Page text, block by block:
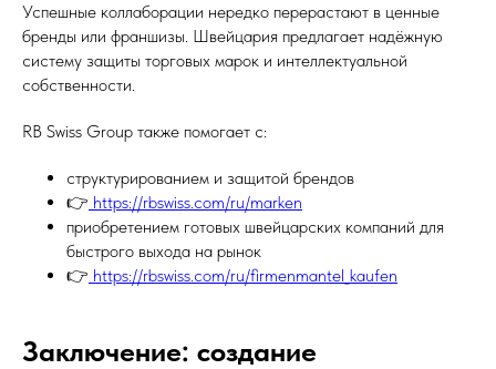
Успешные коллаборации нередко перерастают в ценные
бренды или франшизы. Швейцария предлагает надёжную
систему защиты торговых марок и интеллектуальной
собственности.
RB Swiss Group также помогает с:
структурированием и защитой брендов
👉 https://rbswiss.com/ru/marken
приобретением готовых швейцарских компаний для
быстрого выхода на рынок
👉 https://rbswiss.com/ru/firmenmantel_kaufen
Заключение: создание